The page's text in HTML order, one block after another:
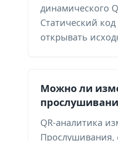
динамического
Статический
открывать
Можно ли
QR-аналитика
Прослушивания,